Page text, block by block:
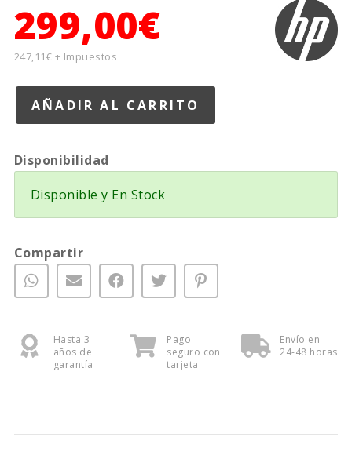
299,00€
247,11€ + Impuestos
Disponibilidad
Disponible y En Stock
Compartir
Hasta 3
años de
garantía
Pago
seguro con
tarjeta
Envío en
24-48 horas